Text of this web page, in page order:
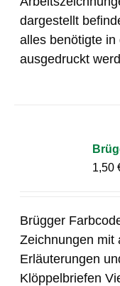
dargestellt
alles benötigte
ausgedruckt
1,50
Brügger
Zeichnungen mit
Erläuterungen
Klöppelbriefen